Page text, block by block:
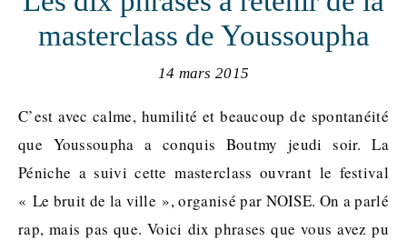
masterclass de Youssoupha
14 mars 2015
C’est avec calme, humilité et beaucoup de spontanéité
que Youssoupha a conquis Boutmy jeudi soir. La
Péniche a suivi cette masterclass ouvrant le festival
« Le bruit de la ville », organisé par NOISE. On a parlé
rap, mais pas que. Voici dix phrases que vous avez pu